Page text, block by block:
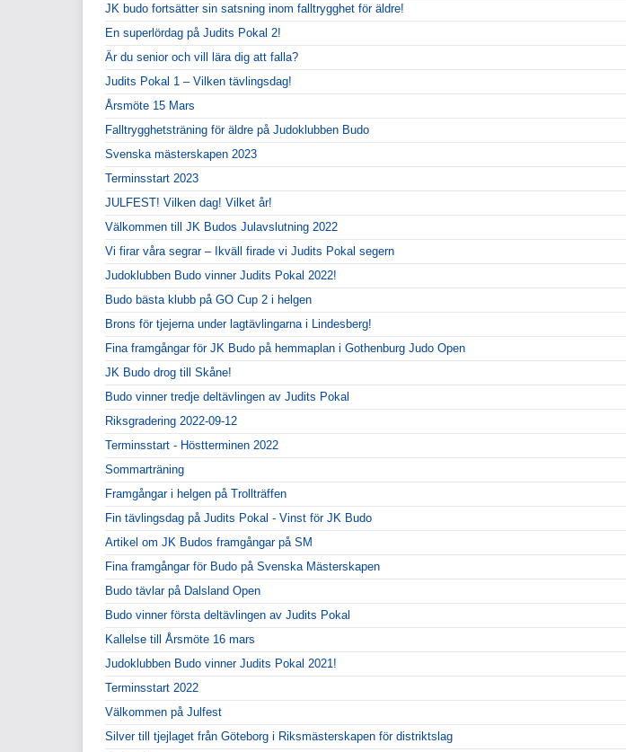
JK budo fortsätter sin satsning inom falltrygghet för äldre!
En superlördag på Judits Pokal 2!
Är du senior och vill lära dig att falla?
Judits Pokal 1 – Vilken tävlingsdag!
Årsmöte 15 Mars
Falltrygghetsträning för äldre på Judoklubben Budo
Svenska mästerskapen 2023
Terminsstart 2023
JULFEST! Vilken dag! Vilket år!
Välkommen till JK Budos Julavslutning 2022
Vi firar våra segrar – Ikväll firade vi Judits Pokal segern
Judoklubben Budo vinner Judits Pokal 2022!
Budo bästa klubb på GO Cup 2 i helgen
Brons för tjejerna under lagtävlingarna i Lindesberg!
Fina framgångar för JK Budo på hemmaplan i Gothenburg Judo Open
JK Budo drog till Skåne!
Budo vinner tredje deltävlingen av Judits Pokal
Riksgradering 2022-09-12
Terminsstart - Höstterminen 2022
Sommarträning
Framgångar i helgen på Trollträffen
Fin tävlingsdag på Judits Pokal - Vinst för JK Budo
Artikel om JK Budos framgångar på SM
Fina framgångar för Budo på Svenska Mästerskapen
Budo tävlar på Dalsland Open
Budo vinner första deltävlingen av Judits Pokal
Kallelse till Årsmöte 16 mars
Judoklubben Budo vinner Judits Pokal 2021!
Terminsstart 2022
Välkommen på Julfest
Silver till tjejlaget från Göteborg i Riksmästerskapen för distriktslag